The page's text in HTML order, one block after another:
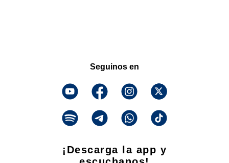
Seguinos en
¡Descarga la app y